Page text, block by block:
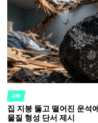
POSTED
IN
과학
집 지붕 뚫고 떨어진 운석
물질 형성 단서 제시